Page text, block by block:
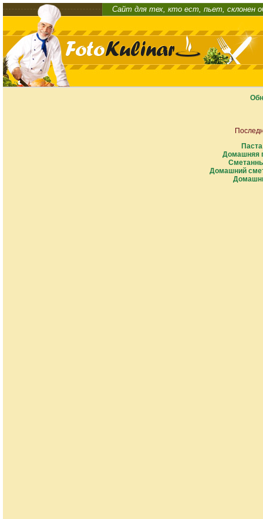
Сайт для тех, кто ест, пьет, склонен
Домашняя
Домашний